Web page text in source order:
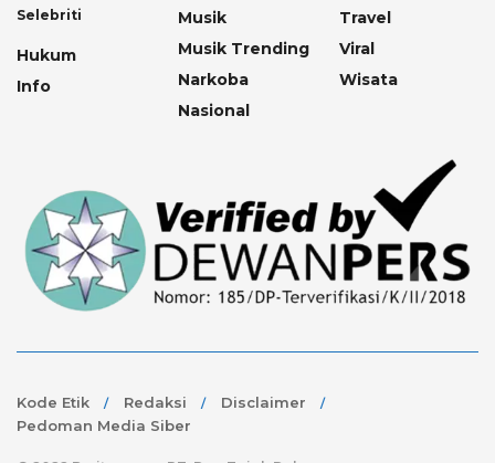
Selebriti
Hukum
Info
Musik
Musik Trending
Narkoba
Nasional
Travel
Viral
Wisata
Kode Etik Redaksi
Disclaimer
Pedoman Media Siber